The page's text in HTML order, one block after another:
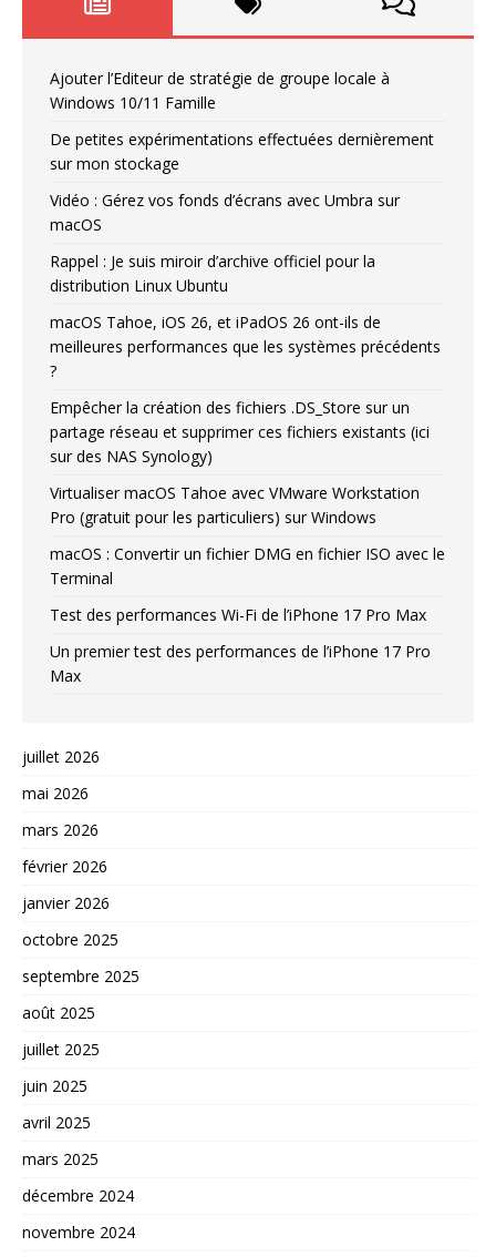
Ajouter l’Editeur de stratégie de groupe locale à
Windows 10/11 Famille
De petites expérimentations effectuées dernièrement
sur mon stockage
Vidéo : Gérez vos fonds d’écrans avec Umbra sur
macOS
Rappel : Je suis miroir d’archive officiel pour la
distribution Linux Ubuntu
macOS Tahoe, iOS 26, et iPadOS 26 ont-ils de
meilleures performances que les systèmes précédents
?
Empêcher la création des fichiers .DS_Store sur un
partage réseau et supprimer ces fichiers existants (ici
sur des NAS Synology)
Virtualiser macOS Tahoe avec VMware Workstation
Pro (gratuit pour les particuliers) sur Windows
macOS : Convertir un fichier DMG en fichier ISO avec le
Terminal
Test des performances Wi-Fi de l’iPhone 17 Pro Max
Un premier test des performances de l’iPhone 17 Pro
Max
juillet 2026
mai 2026
mars 2026
février 2026
janvier 2026
octobre 2025
septembre 2025
août 2025
juillet 2025
juin 2025
avril 2025
mars 2025
décembre 2024
novembre 2024